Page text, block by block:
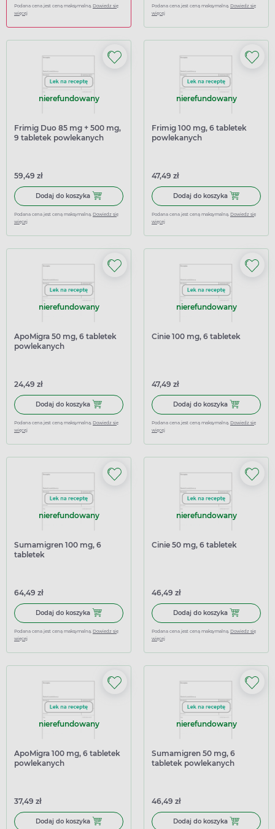
Podana cena jest ceną maksymalną. Dowiedz się
więcej
Podana cena jest ceną maksymalną. Dowiedz się
więcej
nierefundowany
Frimig Duo 85 mg + 500 mg,
9 tabletek powlekanych
59,49 zł
Dodaj do koszyka Dodaj do koszyka Frimig Duo 85 mg + 500 mg, 9
Podana cena jest ceną maksymalną. Dowiedz się
więcej
nierefundowany
Frimig 100 mg, 6 tabletek
powlekanych
47,49 zł
Dodaj do koszyka Dodaj do
Podana cena jest ceną maksymalną. Dowiedz się
więcej
nierefundowany
ApoMigra 50 mg, 6 tabletek
powlekanych
24,49 zł
Dodaj do koszyka Dodaj do koszyka ApoMigra 50 mg, 6 tabletek
Podana cena jest ceną maksymalną. Dowiedz się
więcej
nierefundowany
Cinie 100 mg, 6 tabletek
47,49 zł
Dodaj do koszyka Dodaj do
Podana cena jest ceną maksymalną. Dowiedz się
więcej
nierefundowany
Sumamigren 100 mg, 6
tabletek
64,49 zł
Dodaj do koszyka Dodaj do koszyka Sumamigren 100 mg, 6 tabletek
Podana cena jest ceną maksymalną. Dowiedz się
więcej
nierefundowany
Cinie 50 mg, 6 tabletek
46,49 zł
Dodaj do koszyka Dodaj do
Podana cena jest ceną maksymalną. Dowiedz się
więcej
nierefundowany
ApoMigra 100 mg, 6 tabletek
powlekanych
37,49 zł
Dodaj do koszyka Dodaj do koszyka ApoMigra 100 mg, 6 tabletek
nierefundowany
Sumamigren 50 mg, 6
tabletek powlekanych
46,49 zł
Dodaj do koszyka Dodaj do